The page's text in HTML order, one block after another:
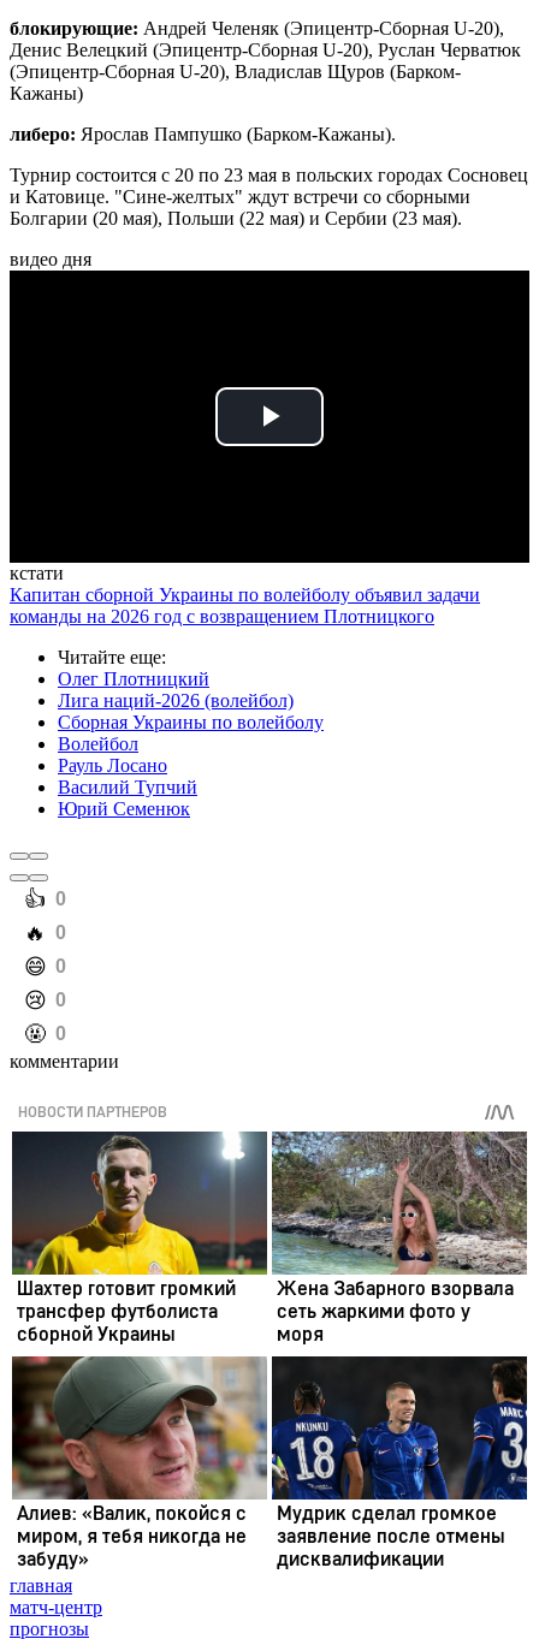
блокирующие: Андрей Челеняк (Эпицентр-Сборная U-20),
Денис Велецкий (Эпицентр-Сборная U-20), Руслан Черватюк
(Эпицентр-Сборная U-20), Владислав Щуров (Барком-
Кажаны)
либеро: Ярослав Пампушко (Барком-Кажаны).
Турнир состоится с 20 по 23 мая в польских городах Сосновец
и Катовице. "Сине-желтых" ждут встречи со сборными
Болгарии (20 мая), Польши (22 мая) и Сербии (23 мая).
видео дня
Play
кстати
Капитан сборной Украины по волейболу объявил задачи
команды на 2026 год с возвращением Плотницкого
Читайте еще:
Олег Плотницкий
Лига наций-2026 (волейбол)
Сборная Украины по волейболу
Волейбол
Рауль Лосано
Василий Тупчий
Юрий Семенюк
️👍 0
️🔥 0
️😄 0
️😢 0
️🤬 0
комментарии
главная
матч-центр
прогнозы